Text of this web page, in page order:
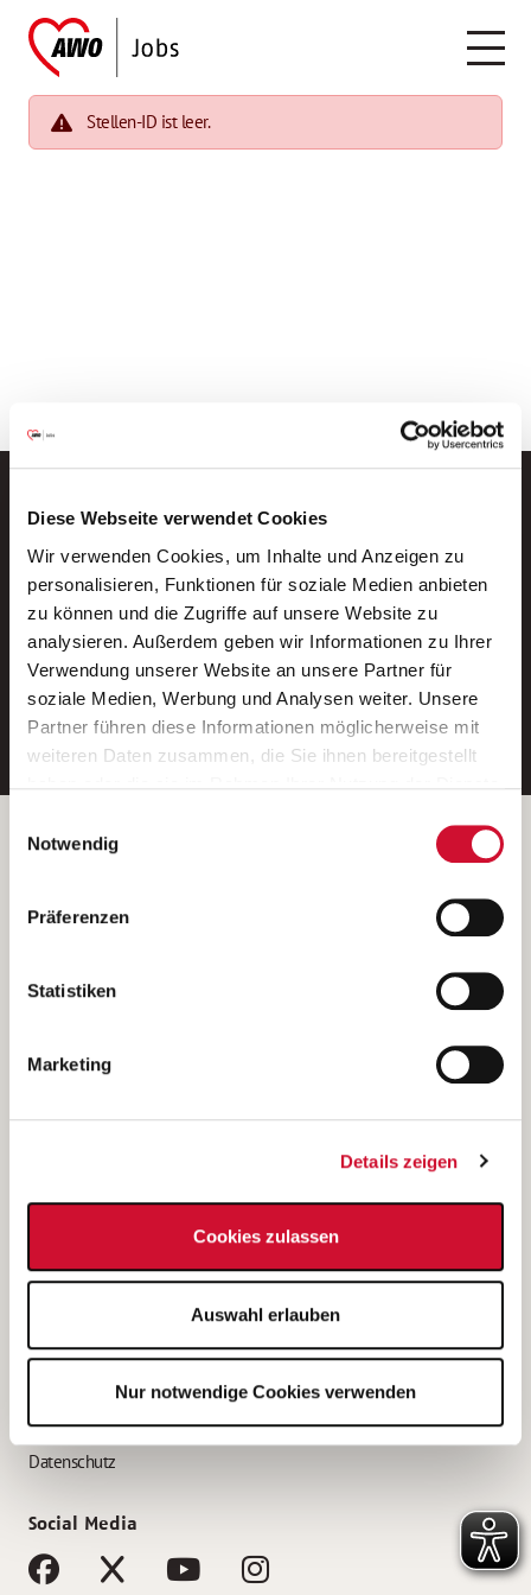
Diese Webseite verwendet Cookies
Wir verwenden Cookies, um Inhalte und Anzeigen zu
personalisieren, Funktionen für soziale Medien anbieten
zu können und die Zugriffe auf unsere Website zu
analysieren. Außerdem geben wir Informationen zu Ihrer
Verwendung unserer Website an unsere Partner für
soziale Medien, Werbung und Analysen weiter. Unsere
Partner führen diese Informationen möglicherweise mit
weiteren Daten zusammen, die Sie ihnen bereitgestellt
Wenn Sie auf „Cookies zulassen“ klicken, so stimmen
Sie der Speicherung sämtlicher Cookies zu. Sie können
Ihre Einwilligung selbstverständlich jederzeit widerrufen,
indem Sie die Cookie-Einstellungen aufrufen und diese
unsererDatenschutzerklärung
Notwendig
Präferenzen
Statistiken
Marketing
Details zeigen
Cookies zulassen
Auswahl erlauben
Nur notwendige Cookies verwenden
Stellen-ID ist leer.
Neue Stellen per E-Mail.
Ein kostenloser Service von AWO
Jobs.
E-Mail-Adresse eintragen
Betreiber der Webseite
Kantstraße 45a
(Ein Tochterunternehmen des AWO Bezirksverbandes Unterfranken
e.V.)
Bewerbung als Altenpflegehelfer*in
Bewerbung als Erzieher*in
AWO Gliederungen nach Bundesland
Impressum
Datenschutz
Social Media